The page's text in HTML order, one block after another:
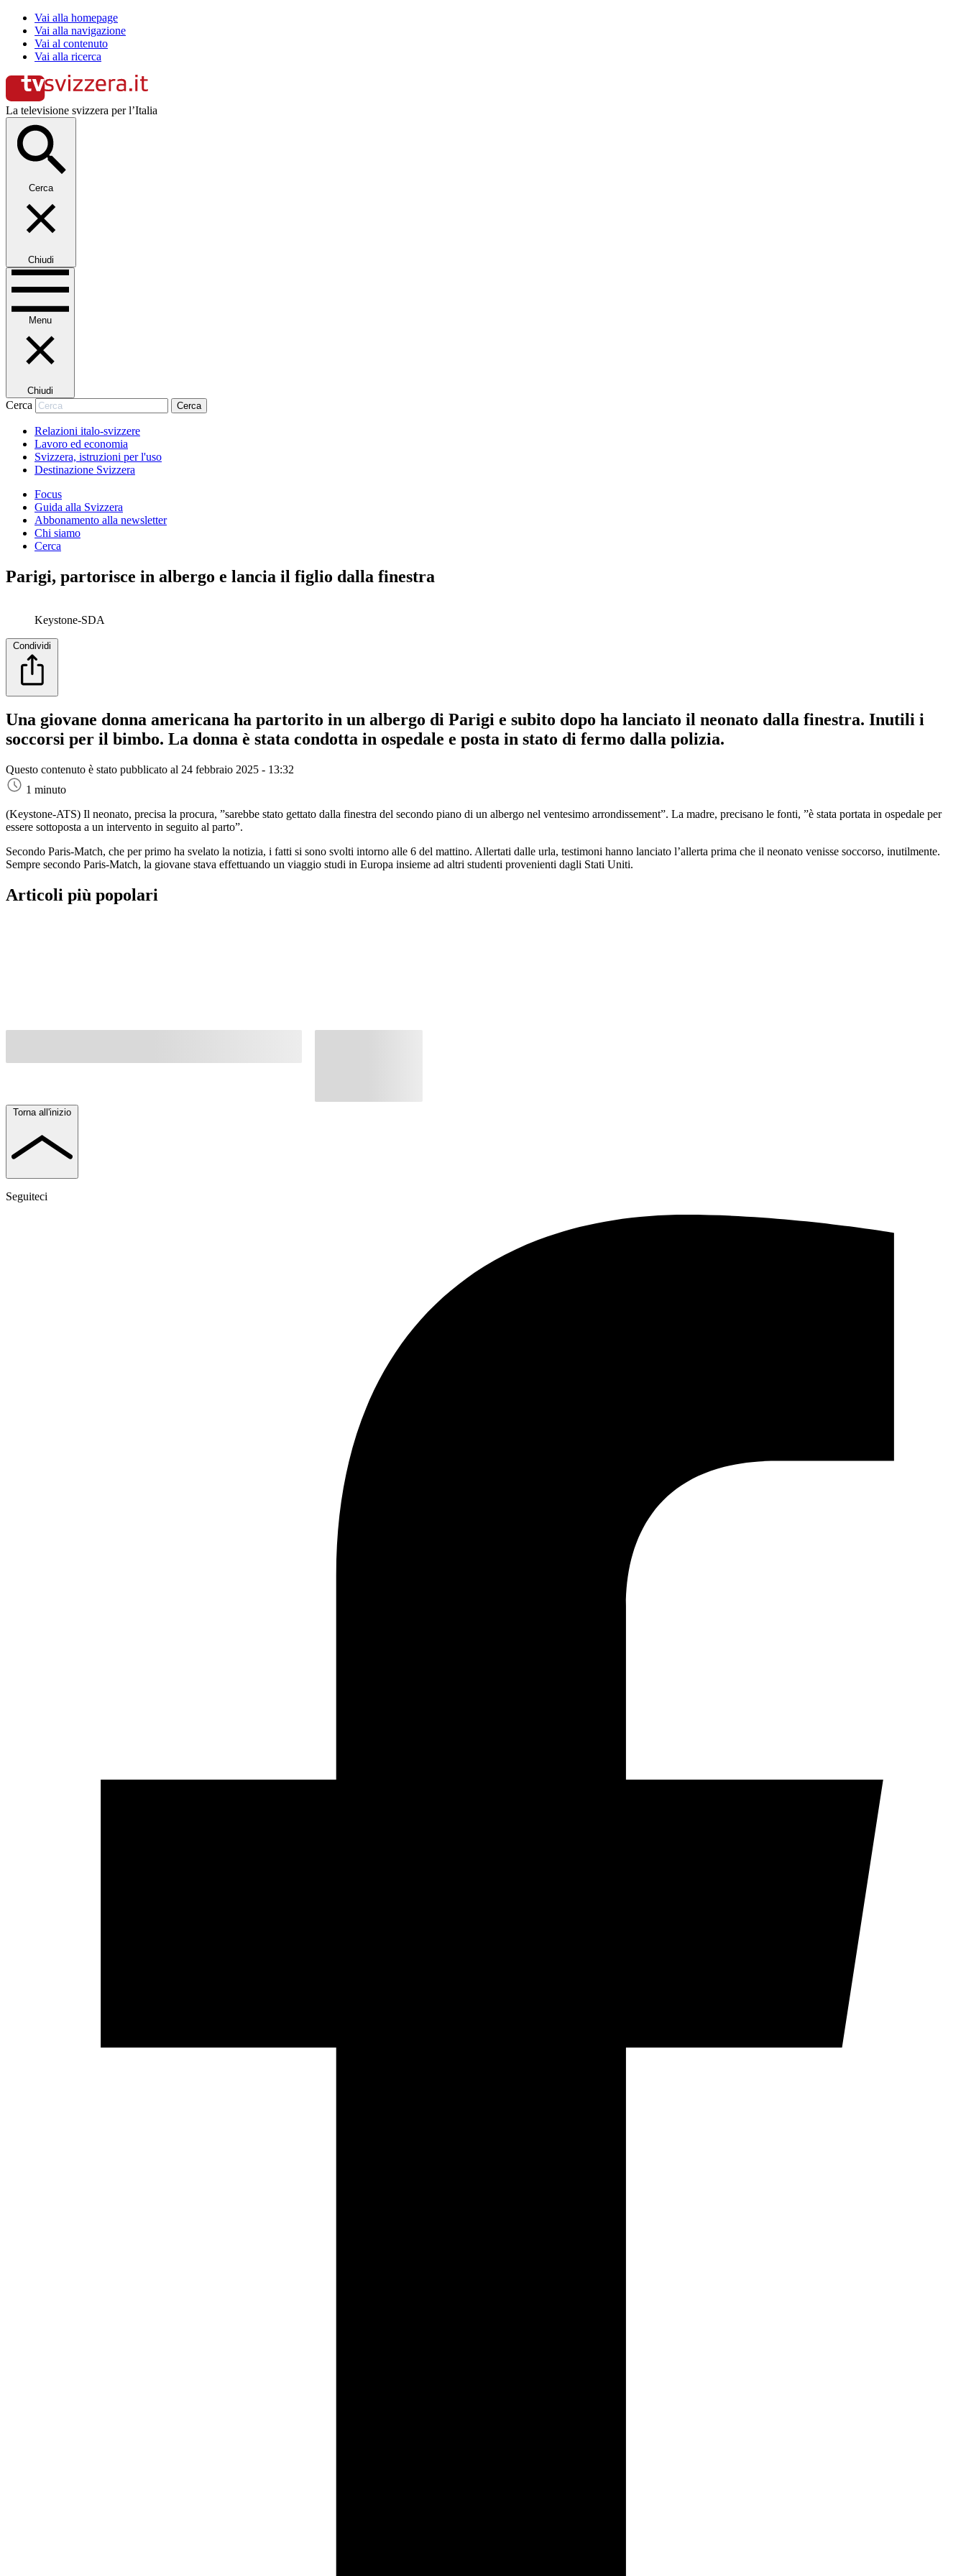
Vai alla homepage
Vai alla navigazione
Vai al contenuto
Vai alla ricerca
La televisione svizzera per l’Italia
Cerca
Chiudi
Menu
Chiudi
Cerca Cerca
Relazioni italo-svizzere
Lavoro ed economia
Svizzera, istruzioni per l'uso
Destinazione Svizzera
Focus
Guida alla Svizzera
Abbonamento alla newsletter
Chi siamo
Cerca
Parigi, partorisce in albergo e lancia il figlio dalla finestra
Keystone-SDA
Condividi
Una giovane donna americana ha partorito in un albergo di Parigi e subito dopo ha lanciato il neonato dalla finestra. Inutili i
soccorsi per il bimbo. La donna è stata condotta in ospedale e posta in stato di fermo dalla polizia.
Questo contenuto è stato pubblicato al 24 febbraio 2025 - 13:32
1 minuto
(Keystone-ATS) Il neonato, precisa la procura, ”sarebbe stato gettato dalla finestra del secondo piano di un albergo nel ventesimo arrondissement”. La madre, precisano le fonti, ”è stata portata in ospedale per
essere sottoposta a un intervento in seguito al parto”.
Secondo Paris-Match, che per primo ha svelato la notizia, i fatti si sono svolti intorno alle 6 del mattino. Allertati dalle urla, testimoni hanno lanciato l’allerta prima che il neonato venisse soccorso, inutilmente.
Sempre secondo Paris-Match, la giovane stava effettuando un viaggio studi in Europa insieme ad altri studenti provenienti dagli Stati Uniti.
Articoli più popolari
Torna all'inizio
Seguiteci